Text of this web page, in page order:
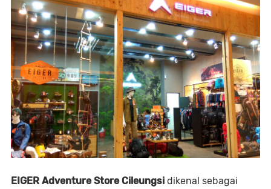
EIGER Adventure Store Cileungsi dikenal sebagai